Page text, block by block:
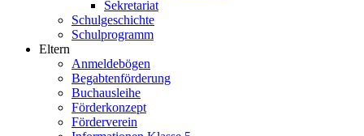
Sekretariat
Schulgeschichte
Schulprogramm
Eltern
Anmeldebögen
Begabtenförderung
Buchausleihe
Förderkonzept
Förderverein